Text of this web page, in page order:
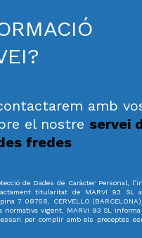
amb
el nostre servei
fredes
de Dades de Caràcter Personal,
titularitat de MARVI 93 SL
7 08758, CERVELLO
vigent, MARVI 93 SL
per complir amb els preceptes